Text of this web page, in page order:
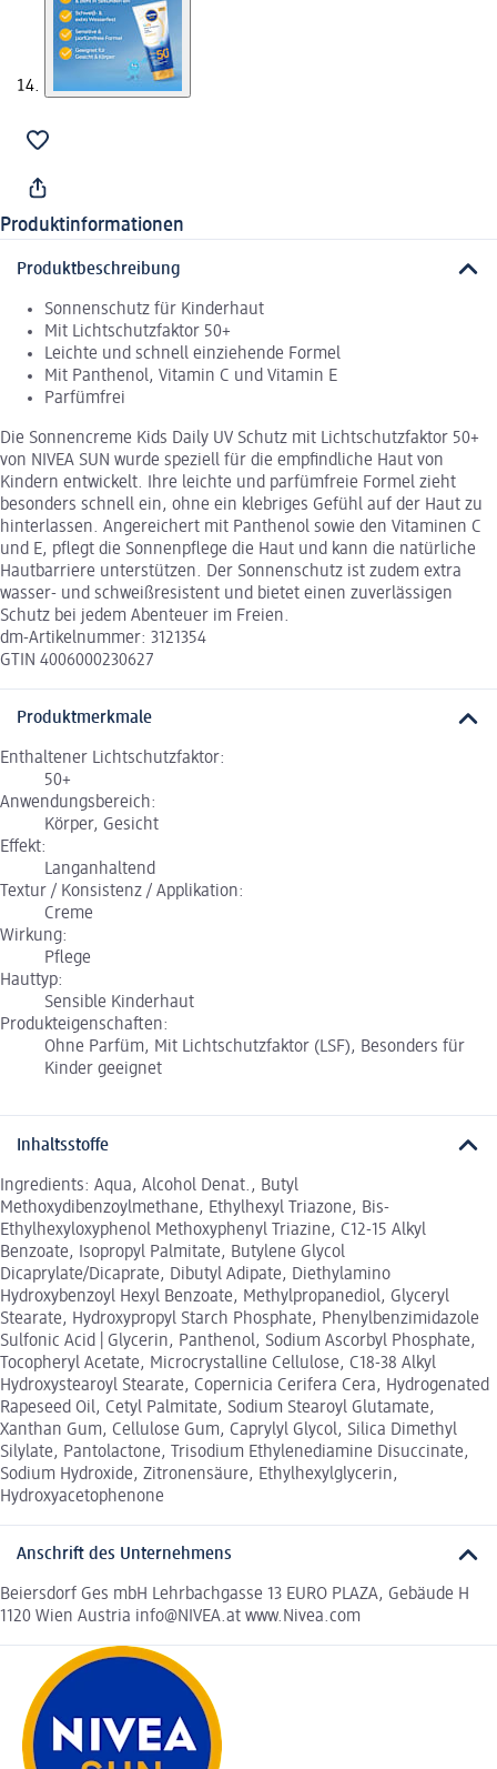
Produktinformationen
Produktbeschreibung
Sonnenschutz für Kinderhaut
Mit Lichtschutzfaktor 50+
Leichte und schnell einziehende Formel
Mit Panthenol, Vitamin C und Vitamin E
Parfümfrei
Die Sonnencreme Kids Daily UV Schutz mit Lichtschutzfaktor 50+
von NIVEA SUN wurde speziell für die empfindliche Haut von
Kindern entwickelt. Ihre leichte und parfümfreie Formel zieht
besonders schnell ein, ohne ein klebriges Gefühl auf der Haut zu
hinterlassen. Angereichert mit Panthenol sowie den Vitaminen C
und E, pflegt die Sonnenpflege die Haut und kann die natürliche
Hautbarriere unterstützen. Der Sonnenschutz ist zudem extra
wasser- und schweißresistent und bietet einen zuverlässigen
Schutz bei jedem Abenteuer im Freien.
dm-Artikelnummer: 3121354
GTIN 4006000230627
Produktmerkmale
Enthaltener Lichtschutzfaktor:
50+
Anwendungsbereich:
Körper, Gesicht
Effekt:
Langanhaltend
Textur / Konsistenz / Applikation:
Creme
Wirkung:
Pflege
Hauttyp:
Sensible Kinderhaut
Produkteigenschaften:
Ohne Parfüm, Mit Lichtschutzfaktor (LSF), Besonders für
Kinder geeignet
Inhaltsstoffe
Ingredients: Aqua, Alcohol Denat., Butyl
Methoxydibenzoylmethane, Ethylhexyl Triazone, Bis-
Ethylhexyloxyphenol Methoxyphenyl Triazine, C12-15 Alkyl
Benzoate, Isopropyl Palmitate, Butylene Glycol
Dicaprylate/Dicaprate, Dibutyl Adipate, Diethylamino
Hydroxybenzoyl Hexyl Benzoate, Methylpropanediol, Glyceryl
Stearate, Hydroxypropyl Starch Phosphate, Phenylbenzimidazole
Sulfonic Acid | Glycerin, Panthenol, Sodium Ascorbyl Phosphate,
Tocopheryl Acetate, Microcrystalline Cellulose, C18-38 Alkyl
Hydroxystearoyl Stearate, Copernicia Cerifera Cera, Hydrogenated
Rapeseed Oil, Cetyl Palmitate, Sodium Stearoyl Glutamate,
Xanthan Gum, Cellulose Gum, Caprylyl Glycol, Silica Dimethyl
Silylate, Pantolactone, Trisodium Ethylenediamine Disuccinate,
Sodium Hydroxide, Zitronensäure, Ethylhexylglycerin,
Hydroxyacetophenone
Anschrift des Unternehmens
Beiersdorf Ges mbH Lehrbachgasse 13 EURO PLAZA, Gebäude H
1120 Wien Austria info@NIVEA.at www.Nivea.com